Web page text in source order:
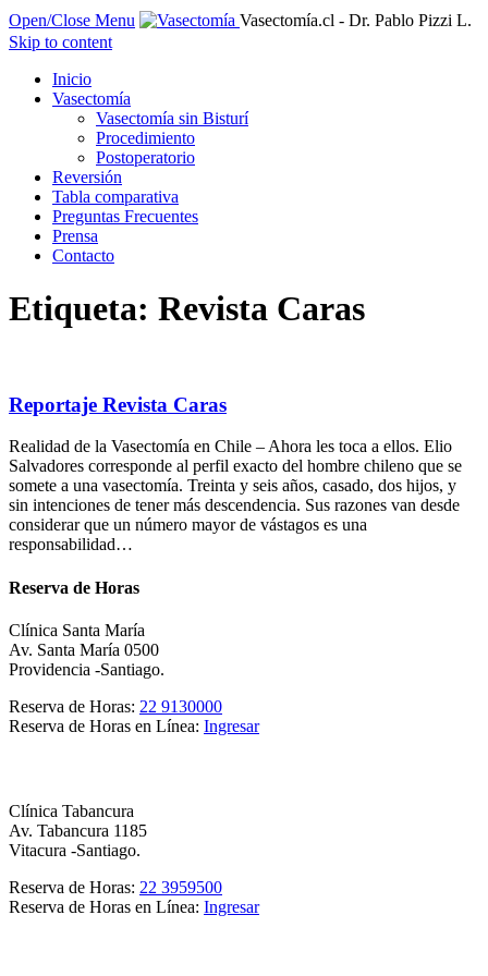
Open/Close Menu
Vasectomía.cl - Dr. Pablo Pizzi L.
Skip to content
Inicio
Vasectomía
Vasectomía sin Bisturí
Procedimiento
Postoperatorio
Reversión
Tabla comparativa
Preguntas Frecuentes
Prensa
Contacto
Etiqueta: Revista Caras
Reportaje Revista Caras
Realidad de la Vasectomía en Chile – Ahora les toca a ellos. Elio
Salvadores corresponde al perfil exacto del hombre chileno que se
somete a una vasectomía. Treinta y seis años, casado, dos hijos, y
sin intenciones de tener más descendencia. Sus razones van desde
considerar que un número mayor de vástagos es una
responsabilidad…
Reserva de Horas
Clínica Santa María
Av. Santa María 0500
Providencia -Santiago.
Reserva de Horas: 22 9130000
Reserva de Horas en Línea: Ingresar
Clínica Tabancura
Av. Tabancura 1185
Vitacura -Santiago.
Reserva de Horas: 22 3959500
Reserva de Horas en Línea: Ingresar